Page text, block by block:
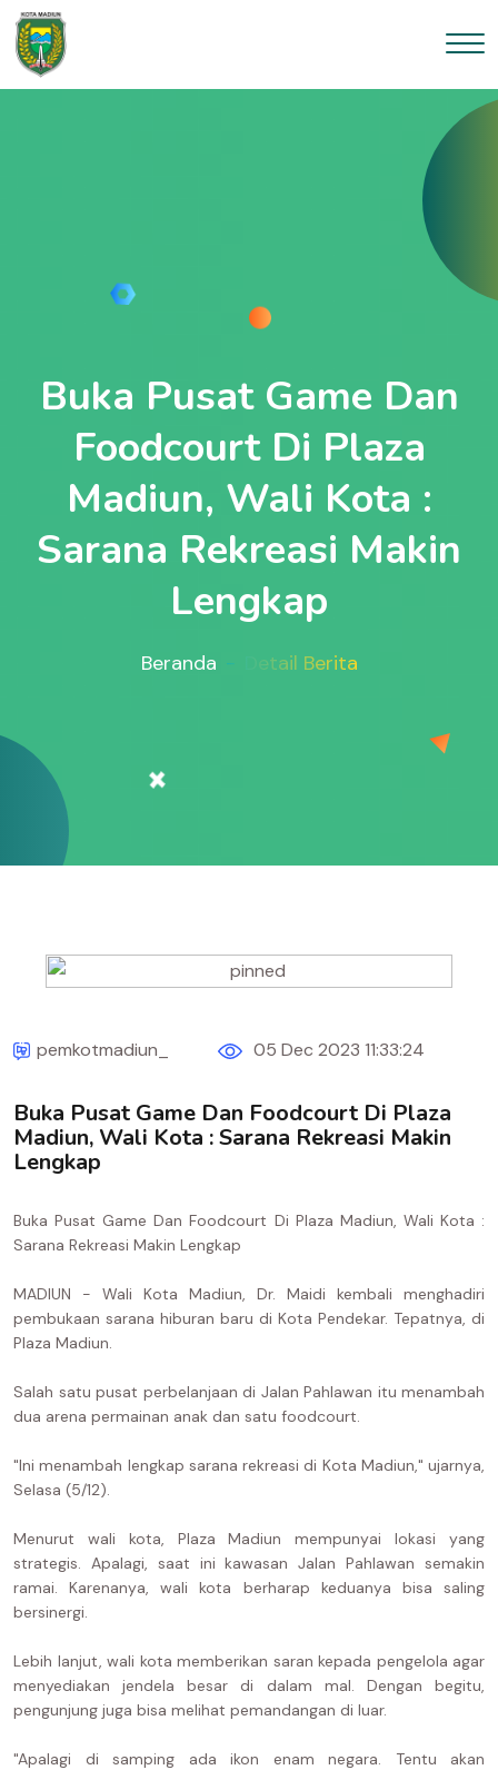
--}}
Buka Pusat Game Dan
Foodcourt Di Plaza
Madiun, Wali Kota :
Sarana Rekreasi Makin
Lengkap
Beranda Detail Berita
pemkotmadiun_ 05 Dec 2023 11:33:24
Buka Pusat Game Dan Foodcourt Di Plaza
Madiun, Wali Kota : Sarana Rekreasi Makin
Lengkap
Buka Pusat Game Dan Foodcourt Di Plaza Madiun, Wali Kota :
Sarana Rekreasi Makin Lengkap
MADIUN - Wali Kota Madiun, Dr. Maidi kembali menghadiri
pembukaan sarana hiburan baru di Kota Pendekar. Tepatnya, di
Plaza Madiun.
Salah satu pusat perbelanjaan di Jalan Pahlawan itu menambah
dua arena permainan anak dan satu foodcourt.
"Ini menambah lengkap sarana rekreasi di Kota Madiun," ujarnya,
Selasa (5/12).
Menurut wali kota, Plaza Madiun mempunyai lokasi yang
strategis. Apalagi, saat ini kawasan Jalan Pahlawan semakin
ramai. Karenanya, wali kota berharap keduanya bisa saling
bersinergi.
Lebih lanjut, wali kota memberikan saran kepada pengelola agar
menyediakan jendela besar di dalam mal. Dengan begitu,
pengunjung juga bisa melihat pemandangan di luar.
"Apalagi di samping ada ikon enam negara. Tentu akan